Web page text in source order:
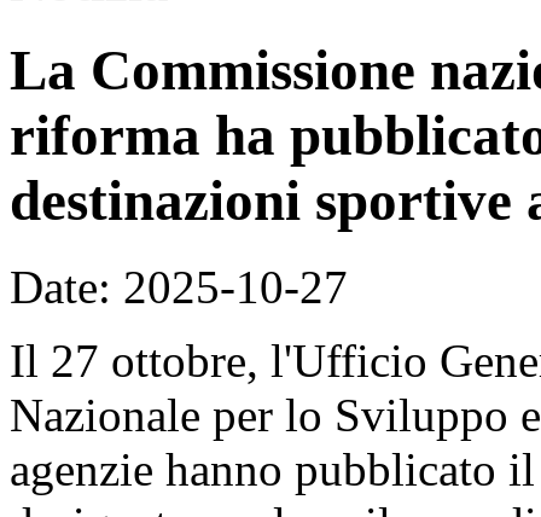
La Commissione
riforma ha
destinazioni
Date: 2025-10-27
Il 27 ottobre, l'Ufficio
Nazionale per lo Sviluppo
agenzie hanno pubblicato